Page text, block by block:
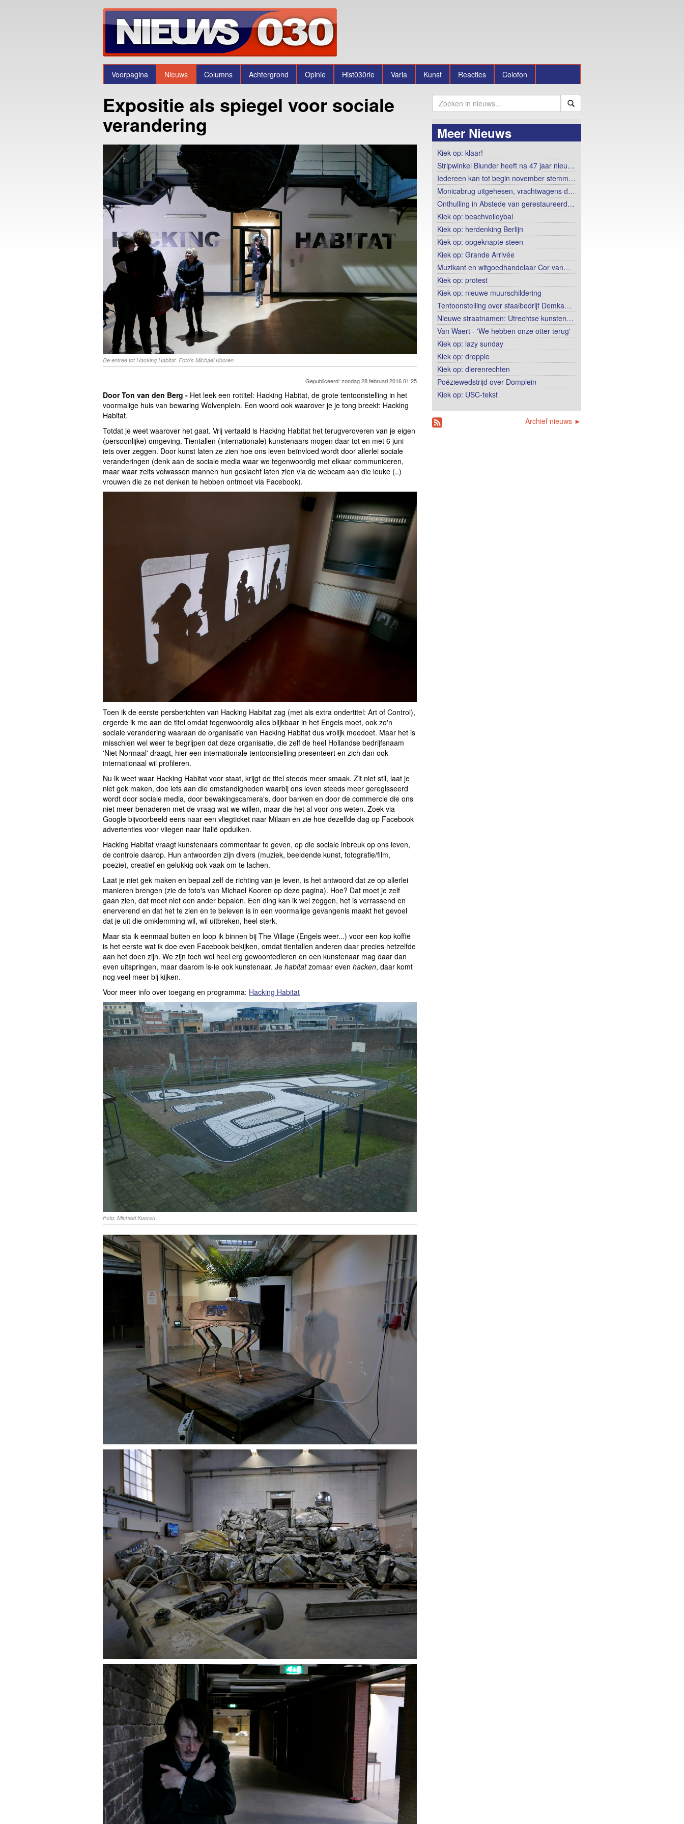
Voorpagina Nieuws Columns Achtergrond Opinie Hist030rie Varia Kunst Reacties Colofon
Expositie als spiegel voor sociale
verandering
De entree tot Hacking Habitat. Foto's Michael Kooren
Gepubliceerd: zondag 28 februari 2016 01:25
Door Ton van den Berg - Het leek een rottitel: Hacking Habitat, de grote tentoonstelling in het
voormalige huis van bewaring Wolvenplein. Een woord ook waarover je je tong breekt: Hacking
Habitat.
Totdat je weet waarover het gaat. Vrij vertaald is Hacking Habitat het terugveroveren van je eigen
(persoonlijke) omgeving. Tientallen (internationale) kunstenaars mogen daar tot en met 6 juni
iets over zeggen. Door kunst laten ze zien hoe ons leven beïnvloed wordt door allerlei sociale
veranderingen (denk aan de sociale media waar we tegenwoordig met elkaar communiceren,
maar waar zelfs volwassen mannen hun geslacht laten zien via de webcam aan die leuke (..)
vrouwen die ze net denken te hebben ontmoet via Facebook).
Toen ik de eerste persberichten van Hacking Habitat zag (met als extra ondertitel: Art of Control),
ergerde ik me aan de titel omdat tegenwoordig alles blijkbaar in het Engels moet, ook zo'n
sociale verandering waaraan de organisatie van Hacking Habitat dus vrolijk meedoet. Maar het is
misschien wel weer te begrijpen dat deze organisatie, die zelf de heel Hollandse bedrijfsnaam
'Niet Normaal' draagt, hier een internationale tentoonstelling presenteert en zich dan ook
internationaal wil profileren.
Nu ik weet waar Hacking Habitat voor staat, krijgt de titel steeds meer smaak. Zit niet stil, laat je
niet gek maken, doe iets aan die omstandigheden waarbij ons leven steeds meer geregisseerd
wordt door sociale media, door bewakingscamera's, door banken en door de commercie die ons
niet meer benaderen met de vraag wat we willen, maar die het al voor ons weten. Zoek via
Google bijvoorbeeld eens naar een vliegticket naar Milaan en zie hoe dezelfde dag op Facebook
advertenties voor vliegen naar Italië opduiken.
Hacking Habitat vraagt kunstenaars commentaar te geven, op die sociale inbreuk op ons leven,
de controle daarop. Hun antwoorden zijn divers (muziek, beeldende kunst, fotografie/film,
poezie), creatief en gelukkig ook vaak om te lachen.
Laat je niet gek maken en bepaal zelf de richting van je leven, is het antwoord dat ze op allerlei
manieren brengen (zie de foto's van Michael Kooren op deze pagina). Hoe? Dat moet je zelf
gaan zien, dat moet niet een ander bepalen. Een ding kan ik wel zeggen, het is verrassend en
enerverend en dat het te zien en te beleven is in een voormalige gevangenis maakt het gevoel
dat je uit die omklemming wil, wil uitbreken, heel sterk.
Maar sta ik eenmaal buiten en loop ik binnen bij The Village (Engels weer...) voor een kop koffie
is het eerste wat ik doe even Facebook bekijken, omdat tientallen anderen daar precies hetzelfde
aan het doen zijn. We zijn toch wel heel erg gewoontedieren en een kunstenaar mag daar dan
even uitspringen, maar daarom is-ie ook kunstenaar. Je habitatzomaar even hacken, daar komt
nog veel meer bij kijken.
Voor meer info over toegang en programma: Hacking Habitat
Foto: Michael Kooren
Meer Nieuws
Kiek op: klaar!
Stripwinkel Blunder heeft na 47 jaar nieu…
Iedereen kan tot begin november stemm…
Monicabrug uitgehesen, vrachtwagens d…
Onthulling in Abstede van gerestaureerd…
Kiek op: beachvolleybal
Kiek op: herdenking Berlijn
Kiek op: opgeknapte steen
Kiek op: Grande Arrivée
Muzikant en witgoedhandelaar Cor van…
Kiek op: protest
Kiek op: nieuwe muurschildering
Tentoonstelling over staalbedrijf Demka…
Nieuwe straatnamen: Utrechtse kunsten…
Van Waert - 'We hebben onze otter terug'
Kiek op: lazy sunday
Kiek op: droppie
Kiek op: dierenrechten
Poëziewedstrijd over Domplein
Kiek op: USC-tekst
Archief nieuws ►